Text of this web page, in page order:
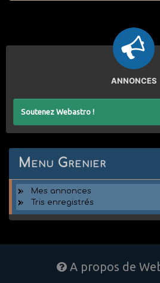
ANNONCES
Soutenez Webastro !
Menu Grenier
Mes annonces
Tris enregistrés
A propos de